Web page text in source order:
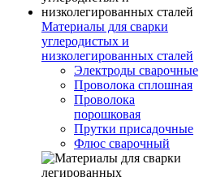
Материалы для сварки
углеродистых и
низколегированных сталей
Электроды сварочные
Проволока сплошная
Проволока
порошковая
Прутки присадочные
Флюс сварочный